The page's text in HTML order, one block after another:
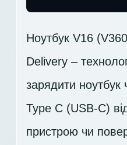
Ноутбук V16
Delivery –
зарядити ноутбук
Type C (USB-C)
пристрою чи